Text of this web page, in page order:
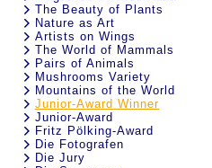
The Beauty of Plants
Nature as Art
Artists on Wings
The World of Mammals
Pairs of Animals
Mushrooms Variety
Mountains of the World
Junior-Award Winner
Junior-Award
Fritz Pölking-Award
Die Fotografen
Die Jury